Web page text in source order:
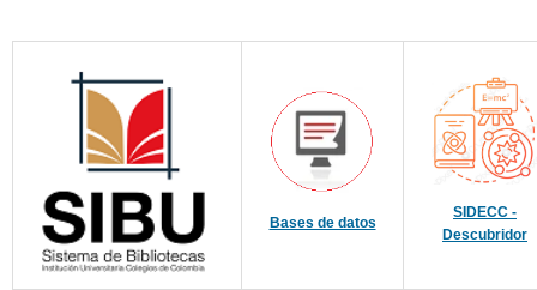
Bases de datos
SIDECC -
Descubridor